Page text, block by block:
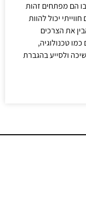
הם מפתחים זהות
יכול להוות
את הצרכים
טכנולוגיה,
ולסייע בהגברת